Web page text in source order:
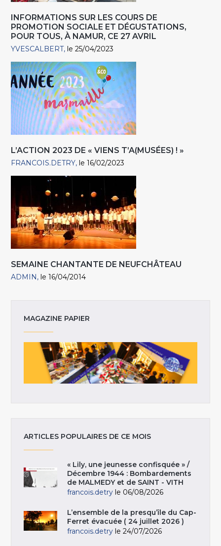
INFORMATIONS SUR LES COURS DE
PROMOTION SOCIALE ET DÉGUSTATIONS,
POUR TOUS, À NAMUR, CE 27 AVRIL
YVESCALBERT le 25/04/2023
L’ACTION 2023 DE « VIENS T’A(MUSÉES) ! »
FRANCOIS.DETRY le 16/02/2023
SEMAINE CHANTANTE DE NEUFCHÂTEAU
ADMIN le 16/04/2014
MAGAZINE PAPIER
ARTICLES POPULAIRES DE CE MOIS
« Lily, une jeunesse confisquée » /
Décembre 1944 : Bombardements
de MALMEDY et de SAINT - VITH
francois.detry le 06/08/2026
L’ensemble de la presqu’île du Cap-
Ferret évacuée ( 24 juillet 2026 )
francois.detry le 24/07/2026